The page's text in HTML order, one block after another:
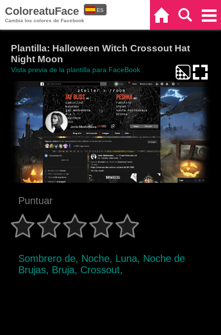
ColoreatuFace
Cambia los colores de Facebook
ES
Plantilla: Halloween Witch Crossout Hat
Night Moon
Vista previa de la plantilla para FaceBook
Puntuar
Sombrero de, Noche, Luna, Noche de
Brujas, Bruja, Crossout,